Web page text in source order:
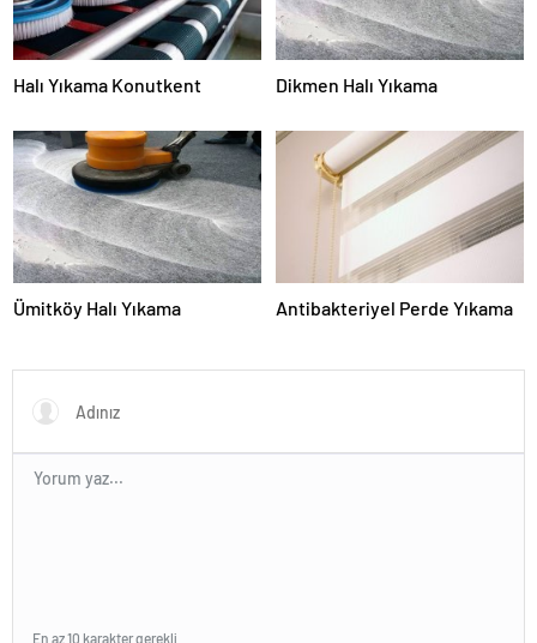
Halı Yıkama Konutkent Dikmen Halı Yıkama
Ümitköy Halı Yıkama Antibakteriyel Perde Yıkama
En az 10 karakter gerekli